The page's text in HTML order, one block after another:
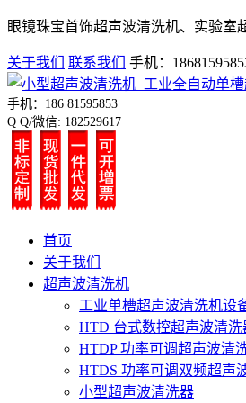
眼镜珠宝首饰超声波清洗机、实验室
关于我们 联系我们 手机：
手机：186 81595853
Q Q/微信: 182529617
首页
关于我们
超声波清洗机
工业单槽超声波清洗机设
HTD 台式数控超声波清洗
HTDP 功率可调超声波清
HTDS 功率可调双频超声
小型超声波清洗器